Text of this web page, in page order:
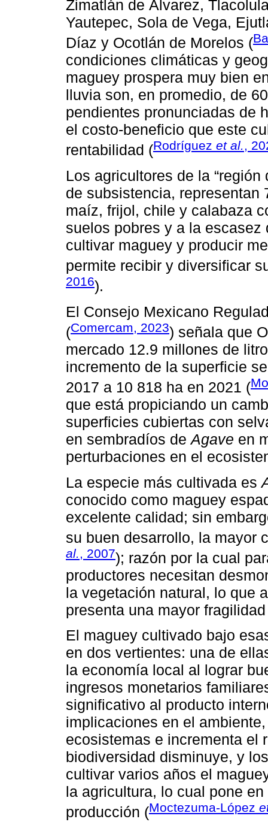
Zimatlán de Álvarez,
Yautepec, Sola de Vega,
Díaz y Ocotlán de Morelos (
condiciones climáticas y
maguey prospera muy bien
lluvia son, en promedio, de
pendientes pronunciadas de
el costo-beneficio que este
rentabilidad (Rodríguez et al.,
Los agricultores de la
de subsistencia, representan
maíz, frijol, chile y calabaza
suelos pobres y a la
cultivar maguey y producir
permite recibir y diversificar
2016).
El Consejo Mexicano
(Comercam, 2023) señala que
mercado 12.9 millones de
incremento de la superficie
2017 a 10 818 ha en 2021 (
que está propiciando un
superficies cubiertas con
en sembradíos deAgave en
perturbaciones en el
La especie más cultivada es
conocido como maguey
excelente calidad; sin
su buen desarrollo, la mayor
al., 2007); razón por la cual
productores necesitan
la vegetación natural, lo que
presenta una mayor
El maguey cultivado bajo
en dos vertientes: una de
la economía local al lograr
ingresos monetarios
significativo al producto
implicaciones en el
ecosistemas e incrementa el
biodiversidad disminuye, y
cultivar varios años el
la agricultura, lo cual pone
producción (Moctezuma-López